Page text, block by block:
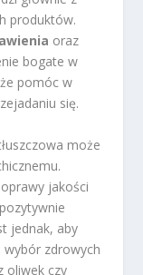
produktów.
oraz
bogate w
pomóc w
się.
może
jakości
jednak, aby
zdrowych
oliwek czy